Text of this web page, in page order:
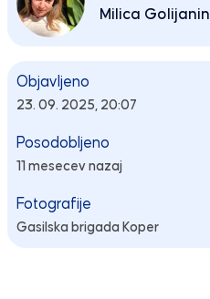
Milica Golijanin
Objavljeno
23. 09. 2025, 20:07
Posodobljeno
11 mesecev nazaj
Fotografije
Gasilska brigada Koper